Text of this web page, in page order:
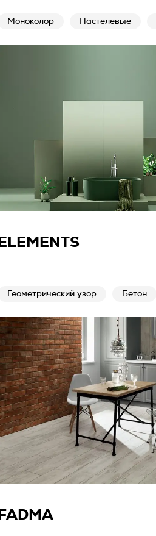
Моноколор Пастелевые
ELEMENTS
Геометрический узор Бетон
FADMA